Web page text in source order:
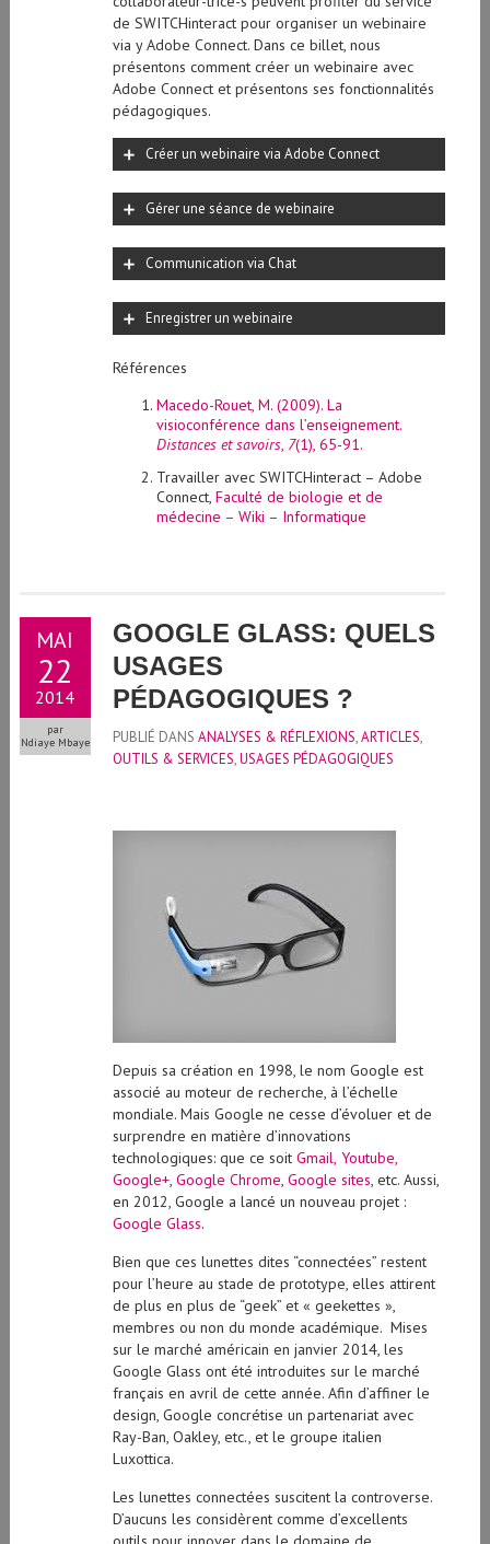
de SWITCHinteract pour organiser un webinaire
via y Adobe Connect. Dans ce billet, nous
présentons comment créer un webinaire avec
Adobe Connect et présentons ses fonctionnalités
pédagogiques.
Créer un webinaire via Adobe Connect
Gérer une séance de webinaire
Communication via Chat
Enregistrer un webinaire
Références
Macedo-Rouet, M. (2009). La
visioconférence dans l’enseignement.
Distances et savoirs, 7(1), 65-91.
Travailler avec SWITCHinteract – Adobe
Connect, Faculté de biologie et de
médecine – Wiki – Informatique
MAI
22
2014
par
Ndiaye Mbaye
GOOGLE GLASS: QUELS
USAGES
PÉDAGOGIQUES ?
PUBLIÉ DANS ANALYSES & RÉFLEXIONS,ARTICLES,
OUTILS & SERVICES,USAGES PÉDAGOGIQUES
Depuis sa création en 1998, le nom Google est
associé au moteur de recherche, à l’échelle
mondiale. Mais Google ne cesse d’évoluer et de
surprendre en matière d’innovations
technologiques: que ce soitGmail, Youtube,
Google+, Google Chrome, Google sites, etc. Aussi,
en 2012, Google a lancé un nouveau projet :
Google Glass.
Bien que ces lunettes dites “connectées” restent
pour l’heure au stade de prototype, elles attirent
de plus en plus de “geek” et « geekettes »,
membres ou non du monde académique. Mises
sur le marché américain en janvier 2014, les
Google Glass ont été introduites sur le marché
français en avril de cette année. Afin d’affiner le
design, Google concrétise un partenariat avec
Ray-Ban, Oakley, etc., et le groupe italien
Luxottica.
Les lunettes connectées suscitent la controverse.
D’aucuns les considèrent comme d’excellents